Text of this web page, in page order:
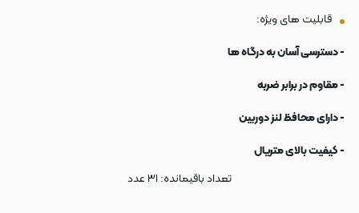
قابلیت های ویژه:
- دسترسی آسان به درگاه ها
- مقاوم در برابر ضربه
- دارای محافظ لنز دوربین
- کیفیت بالای متریال
تعداد باقیمانده:۳۱عدد